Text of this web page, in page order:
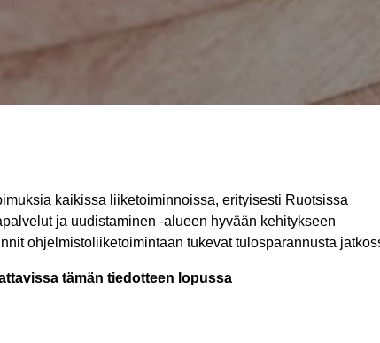
kaikissa liiketoiminnoissa, erityisesti Ruotsissa
ja uudistaminen -alueen hyvään kehitykseen
ohjelmistoliiketoimintaan tukevat tulosparannusta
tämän tiedotteen lopussa